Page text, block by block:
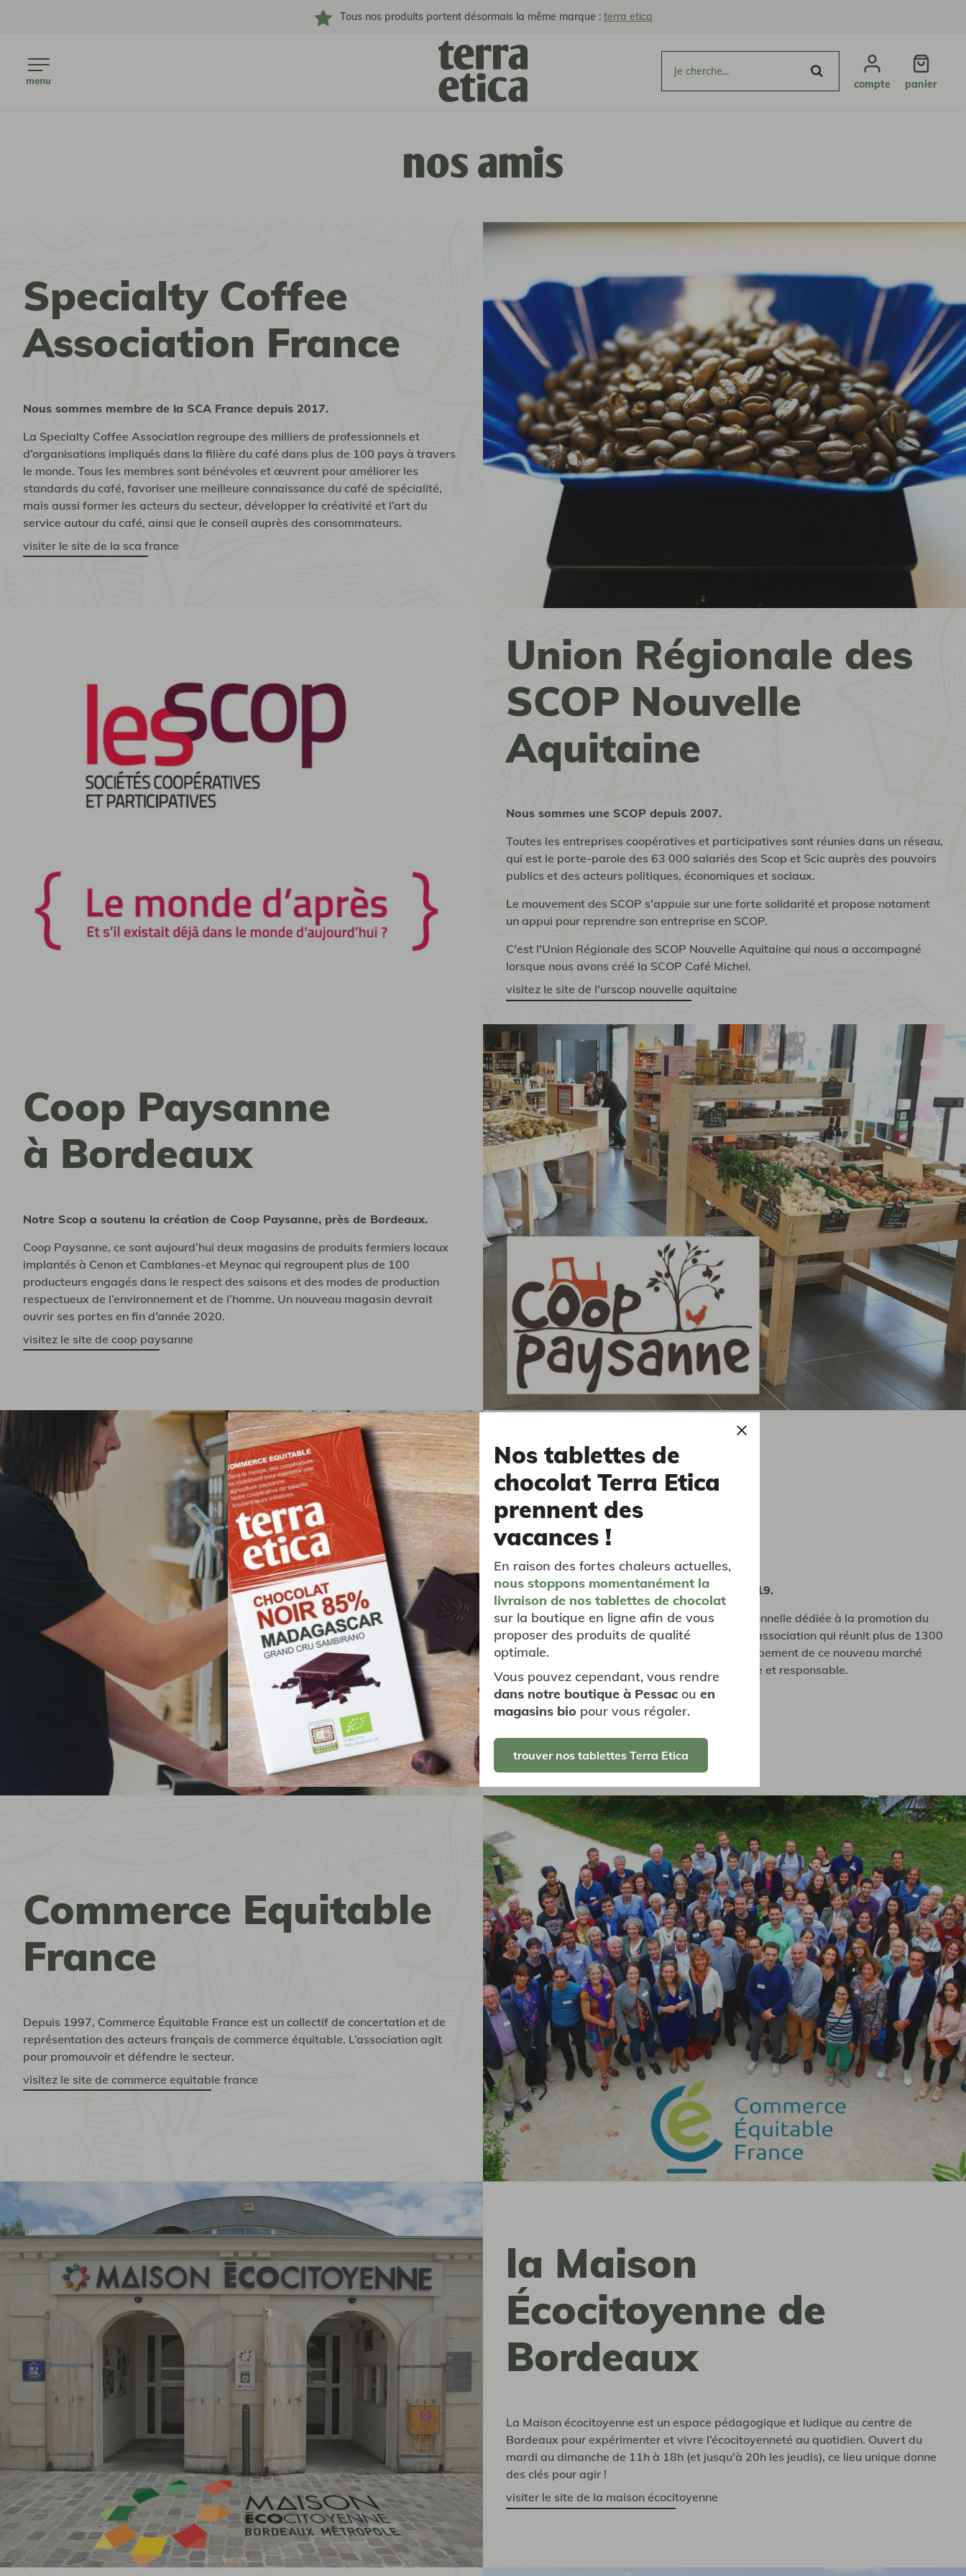
Tous nos produits portent désormais la même marque : terra etica
menu
collections
de terroir
signature
compte panier
nos amis
Specialty Coffee
Association France
Nous sommes membre de la SCA France depuis 2017.
La Specialty Coffee Association regroupe des milliers de professionnels et
d’organisations impliqués dans la filière du café dans plus de 100 pays à travers
le monde. Tous les membres sont bénévoles et œuvrent pour améliorer les
standards du café, favoriser une meilleure connaissance du café de spécialité,
mais aussi former les acteurs du secteur, développer la créativité et l’art du
service autour du café, ainsi que le conseil auprès des consommateurs.
visiter le site de la sca france
Union Régionale des
SCOP Nouvelle
Aquitaine
Nous sommes une SCOP depuis 2007.
Toutes les entreprises coopératives et participatives sont réunies dans un réseau,
qui est le porte-parole des 63 000 salariés des Scop et Scic auprès des pouvoirs
publics et des acteurs politiques, économiques et sociaux.
Le mouvement des SCOP s'appuie sur une forte solidarité et propose notament
un appui pour reprendre son entreprise en SCOP.
C'est l'Union Régionale des SCOP Nouvelle Aquitaine qui nous a accompagné
lorsque nous avons créé la SCOP Café Michel.
visitez le site de l'urscop nouvelle aquitaine
Coop Paysanne
à Bordeaux
Notre Scop a soutenu la création de Coop Paysanne, près de Bordeaux.
Coop Paysanne, ce sont aujourd’hui deux magasins de produits fermiers locaux
implantés à Cenon et Camblanes-et Meynac qui regroupent plus de 100
producteurs engagés dans le respect des saisons et des modes de production
respectueux de l’environnement et de l’homme. Un nouveau magasin devrait
ouvrir ses portes en fin d’année 2020.
visitez le site de coop paysanne
Réseau Vrac
Nous sommes membre du Réseau depuis 2019.
Réseau Vrac est l’unique organisation professionnelle dédiée à la promotion du
vrac en France, ... mais aussi dans le monde. L'association qui réunit plus de 1300
professionnels, structure et accélère le développement de ce nouveau marché
pour donner accès à une consommation durable et responsable.
visiter le site du réseau vrac
Commerce Equitable
France
Depuis 1997, Commerce Équitable France est un collectif de concertation et de
représentation des acteurs français de commerce équitable. L’association agit
pour promouvoir et défendre le secteur.
visitez le site de commerce equitable france
la Maison
Écocitoyenne de
Bordeaux
La Maison écocitoyenne est un espace pédagogique et ludique au centre de
Bordeaux pour expérimenter et vivre l’écocitoyenneté au quotidien. Ouvert du
mardi au dimanche de 11h à 18h (et jusqu'à 20h les jeudis), ce lieu unique donne
des clés pour agir !
visiter le site de la maison écocitoyenne
Nos tablettes de
chocolat Terra Etica
prennent des
vacances !
En raison des fortes chaleurs actuelles,
nous stoppons momentanément la
livraison de nos tablettes de chocolat
sur la boutique en ligne afin de vous
proposer des produits de qualité
optimale.
Vous pouvez cependant, vous rendre
dans notre boutique à Pessac ou en
magasins bio pour vous régaler.
trouver nos tablettes Terra Etica